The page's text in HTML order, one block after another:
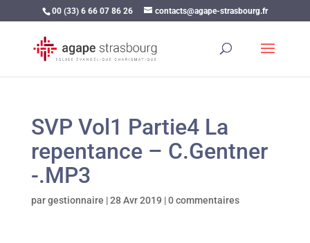
00 (33) 6 66 07 86 26 contacts@agape-strasbourg.fr
SVP Vol1 Partie4 La
repentance – C.Gentner
-.MP3
pargestionnaire |28 Avr 2019 |0 commentaires